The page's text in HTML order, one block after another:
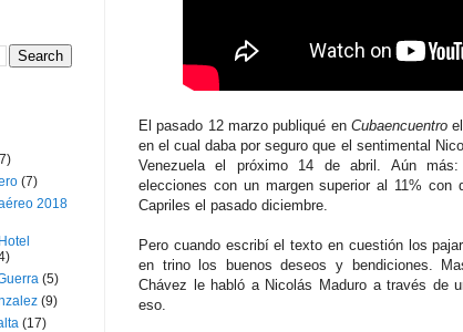
El pasado 12 marzo publiqué en Cubaencuentroel
en el cual daba por seguro que el sentimental
Venezuela el próximo 14 de abril. Aún
elecciones con un margen superior al 11% con
Capriles el pasado diciembre.
Pero cuando escribí el texto en cuestión los
en trino los buenos deseos y bendiciones.
Chávez le habló a Nicolás Maduro a través de
eso.
(7)
2018
(5)
(9)
(17)